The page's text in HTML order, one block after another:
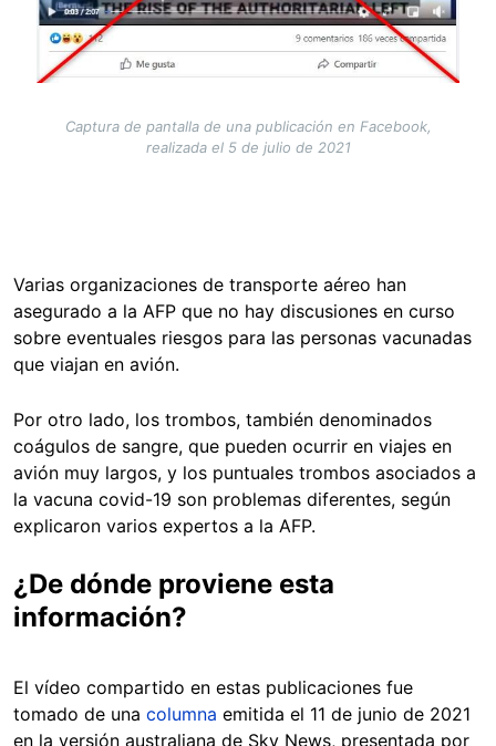
Captura de pantalla de una publicación en Facebook,
realizada el 5 de julio de 2021
Varias organizaciones de transporte aéreo han
asegurado a la AFP que no hay discusiones en curso
sobre eventuales riesgos para las personas vacunadas
que viajan en avión.
Por otro lado, los trombos, también denominados
coágulos de sangre, que pueden ocurrir en viajes en
avión muy largos, y los puntuales trombos asociados a
la vacuna covid-19 son problemas diferentes, según
explicaron varios expertos a la AFP.
¿De dónde proviene esta
información?
El vídeo compartido en estas publicaciones fue
tomado de una columna emitida el 11 de junio de 2021
en la versión australiana de Sky News, presentada por